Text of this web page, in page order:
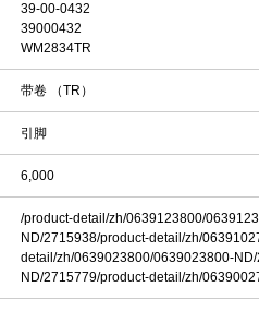
39-00-0432
39000432
WM2834TR
带卷 （TR）
引脚
6,000
/product-detail/zh/0639123800/
ND/2715938/product-detail/zh/
detail/zh/0639023800/0639023800-
ND/2715779/product-detail/zh/